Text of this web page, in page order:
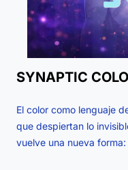
SYNAPTIC
El color como lenguaje
que despiertan lo
vuelve una nueva forma: